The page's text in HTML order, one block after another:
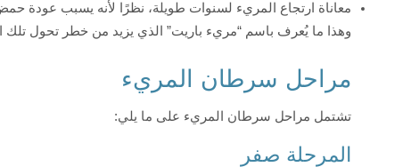
معاناة ارتجاع المريء لسنوات طويلة، نظرًا لأنه يسبب عودة
وهذا ما يُعرف باسم “مريء باريت” الذي يزيد من خطر تحول تلك
مراحل سرطان المريء
تشتمل مراحل سرطان المريء على ما يلي:
المرحلة صفر